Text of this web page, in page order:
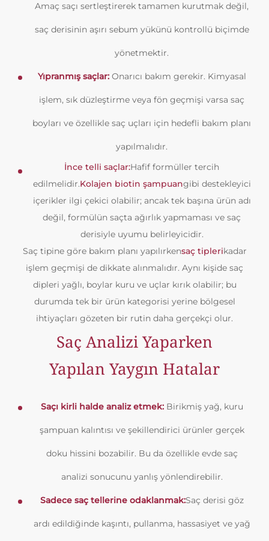
Amaç saçı sertleştirerek tamamen kurutmak değil,
saç derisinin aşırı sebum yükünü kontrollü biçimde
yönetmektir.
Yıpranmış saçlar:Onarıcı bakım gerekir. Kimyasal
işlem, sık düzleştirme veya fön geçmişi varsa saç
boyları ve özellikle saç uçları için hedefli bakım planı
yapılmalıdır.
İnce telli saçlar:Hafif formüller tercih
edilmelidir.Kolajen biotin şampuangibi destekleyici
içerikler ilgi çekici olabilir; ancak tek başına ürün adı
değil, formülün saçta ağırlık yapmaması ve saç
derisiyle uyumu belirleyicidir.
Saç tipine göre bakım planı yapılırkensaç tiplerikadar
işlem geçmişi de dikkate alınmalıdır. Aynı kişide saç
dipleri yağlı, boylar kuru ve uçlar kırık olabilir; bu
durumda tek bir ürün kategorisi yerine bölgesel
ihtiyaçları gözeten bir rutin daha gerçekçi olur.
Saç Analizi Yaparken
Yapılan Yaygın Hatalar
Saçı kirli halde analiz etmek:Birikmiş yağ, kuru
şampuan kalıntısı ve şekillendirici ürünler gerçek
doku hissini bozabilir. Bu da özellikle evde saç
analizi sonucunu yanlış yönlendirebilir.
Sadece saç tellerine odaklanmak:Saç derisi göz
ardı edildiğinde kaşıntı, pullanma, hassasiyet ve yağ